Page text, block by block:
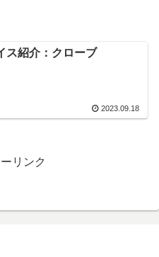
ス紹介：クローブ
2023.09.18
リンク